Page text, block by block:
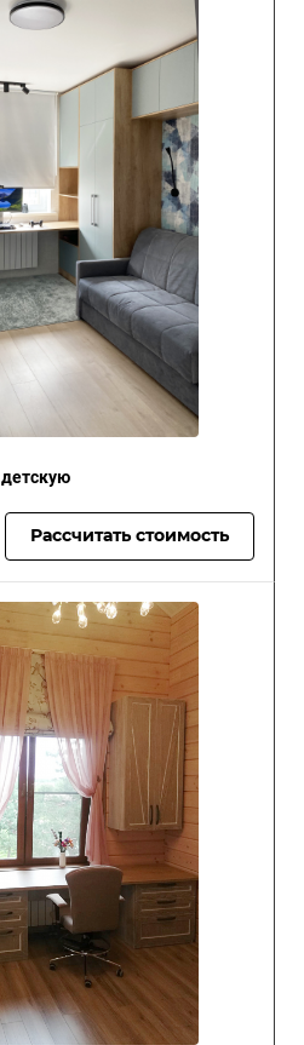
Рабочая зона + шкаф в детскую
Рассчитать стоимость